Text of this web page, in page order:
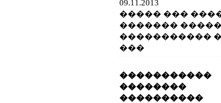
09.11.2013
����� ���
�������
�����������
���
����������